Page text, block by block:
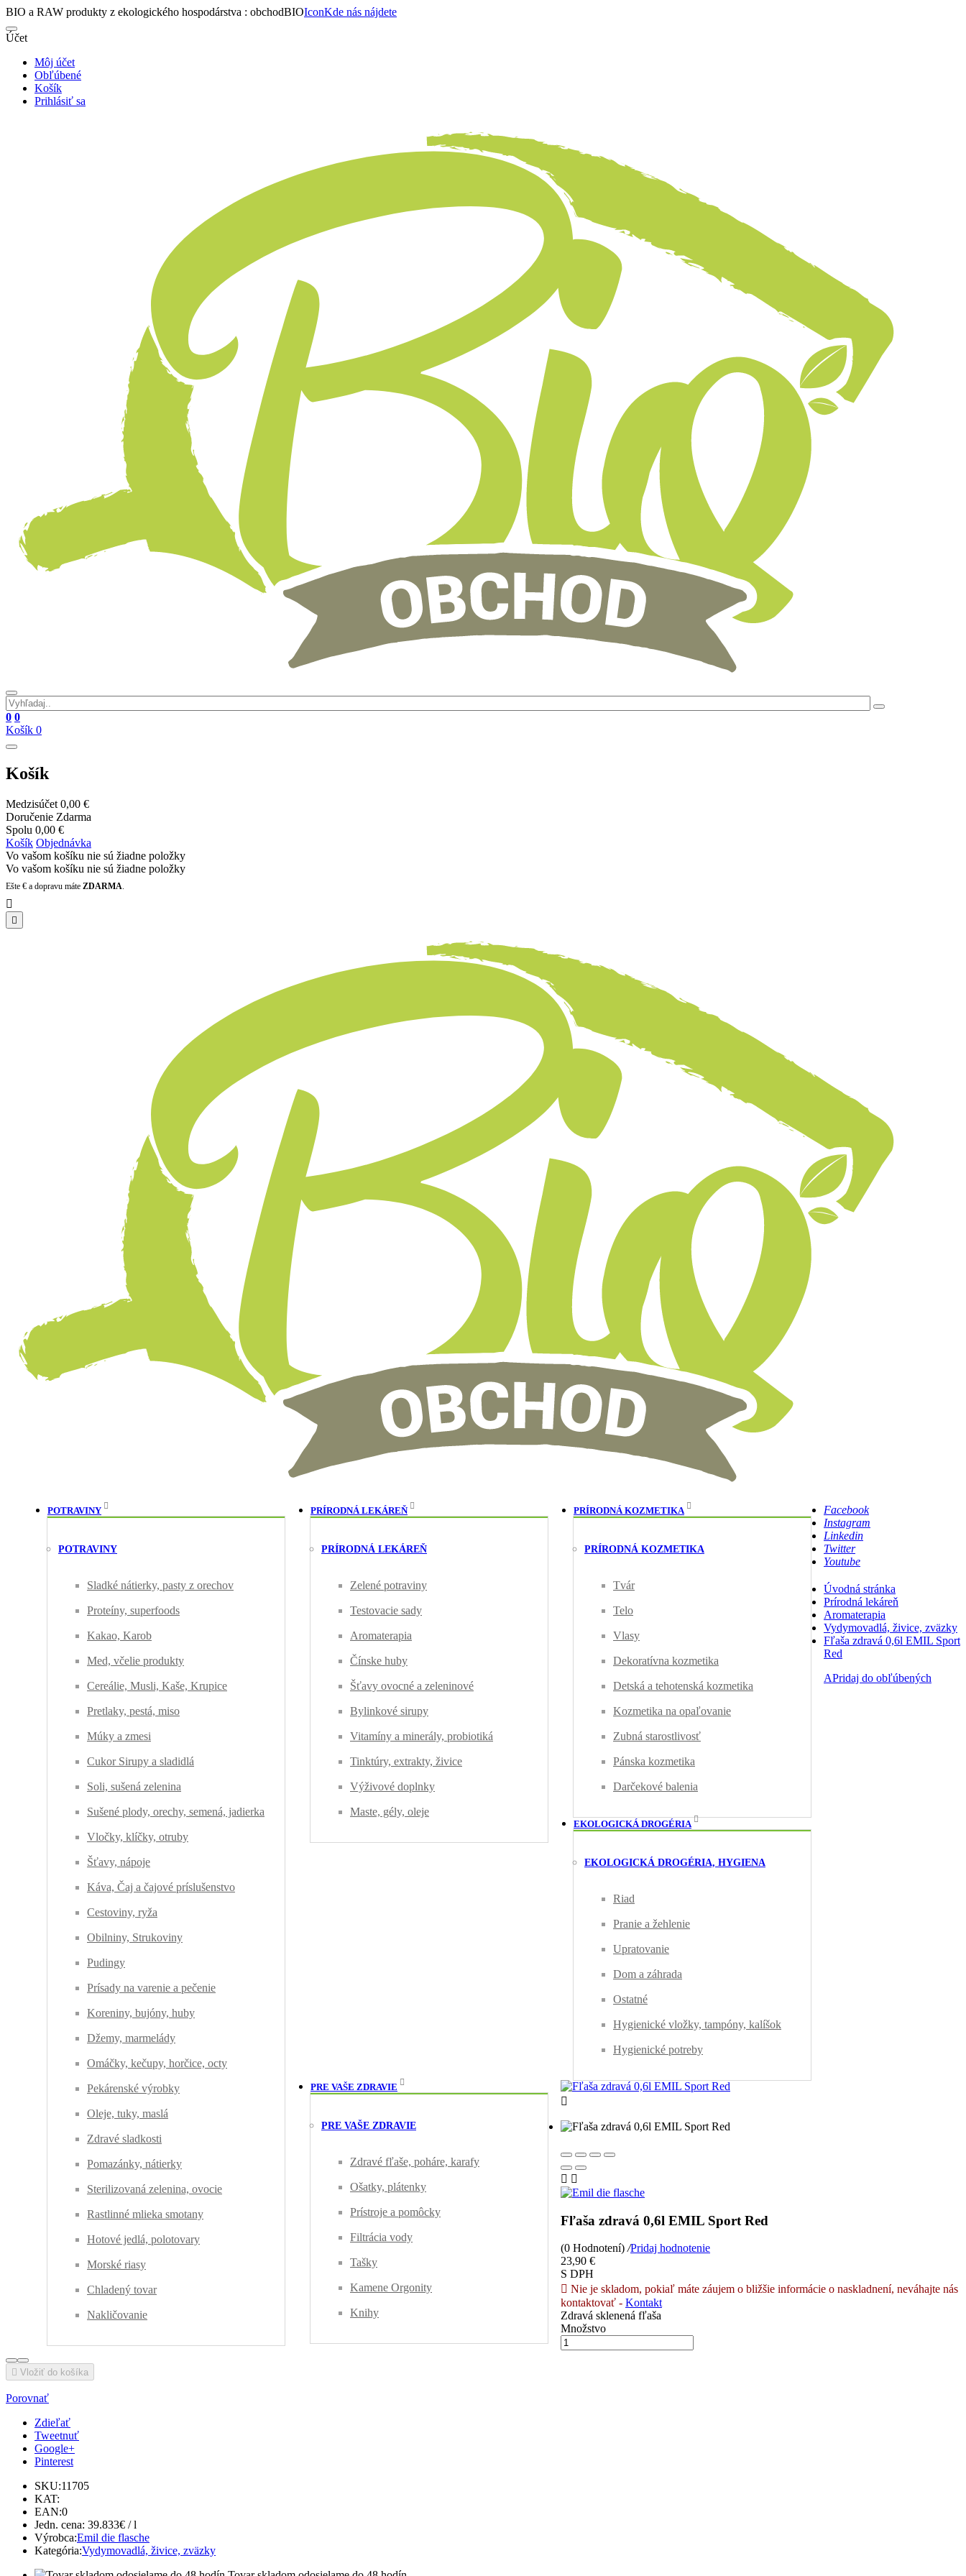
BIO a RAW produkty z ekologického hospodárstva : obchodBIOIconKde nás nájdete
Účet
Môj účet
Obľúbené
Košík
Prihlásiť sa
0 0
Košík 0
Košík
Medzisúčet 0,00 €
Doručenie Zdarma
Spolu 0,00 €
Košík Objednávka
Vo vašom košíku nie sú žiadne položky
Vo vašom košíku nie sú žiadne položky
Ešte € a dopravu máte ZDARMA.


POTRAVINY
POTRAVINY
Sladké nátierky, pasty z orechov
Proteíny, superfoods
Kakao, Karob
Med, včelie produkty
Cereálie, Musli, Kaše, Krupice
Pretlaky, pestá, miso
Múky a zmesi
Cukor Sirupy a sladidlá
Soli, sušená zelenina
Sušené plody, orechy, semená, jadierka
Vločky, klíčky, otruby
Šťavy, nápoje
Káva, Čaj a čajové príslušenstvo
Cestoviny, ryža
Obilniny, Strukoviny
Pudingy
Prísady na varenie a pečenie
Koreniny, bujóny, huby
Džemy, marmelády
Omáčky, kečupy, horčice, octy
Pekárenské výrobky
Oleje, tuky, maslá
Zdravé sladkosti
Pomazánky, nátierky
Sterilizovaná zelenina, ovocie
Rastlinné mlieka smotany
Hotové jedlá, polotovary
Morské riasy
Chladený tovar
Nakličovanie
PRÍRODNÁ LEKÁREŇ
PRÍRODNÁ LEKÁREŇ
Zelené potraviny
Testovacie sady
Aromaterapia
Čínske huby
Šťavy ovocné a zeleninové
Bylinkové sirupy
Vitamíny a minerály, probiotiká
Tinktúry, extrakty, živice
Výživové doplnky
Maste, gély, oleje
PRÍRODNÁ KOZMETIKA
PRÍRODNÁ KOZMETIKA
Tvár
Telo
Vlasy
Dekoratívna kozmetika
Detská a tehotenská kozmetika
Kozmetika na opaľovanie
Zubná starostlivosť
Pánska kozmetika
Darčekové balenia
EKOLOGICKÁ DROGÉRIA
EKOLOGICKÁ DROGÉRIA, HYGIENA
Riad
Pranie a žehlenie
Upratovanie
Dom a záhrada
Ostatné
Hygienické vložky, tampóny, kalíšok
Hygienické potreby
PRE VAŠE ZDRAVIE
PRE VAŠE ZDRAVIE
Zdravé fľaše, poháre, karafy
Ošatky, plátenky
Prístroje a pomôcky
Filtrácia vody
Tašky
Kamene Orgonity
Knihy
Facebook
Instagram
Linkedin
Twitter
Youtube
Úvodná stránka
Prírodná lekáreň
Aromaterapia
Vydymovadlá, živice, zväzky
Fľaša zdravá 0,6l EMIL Sport
Red
APridaj do obľúbených

 
Fľaša zdravá 0,6l EMIL Sport Red
(0 Hodnotení) /Pridaj hodnotenie
23,90 €
S DPH
 Nie je skladom, pokiaľ máte záujem o bližšie informácie o naskladnení, neváhajte nás
kontaktovať - Kontakt
Zdravá sklenená fľaša
Množstvo
 Vložiť do košíka
Porovnať
Zdieľať
Tweetnuť
Google+
Pinterest
SKU:11705
KAT:
EAN:0
Jedn. cena: 39.833€ / l
Výrobca:Emil die flasche
Kategória:Vydymovadlá, živice, zväzky